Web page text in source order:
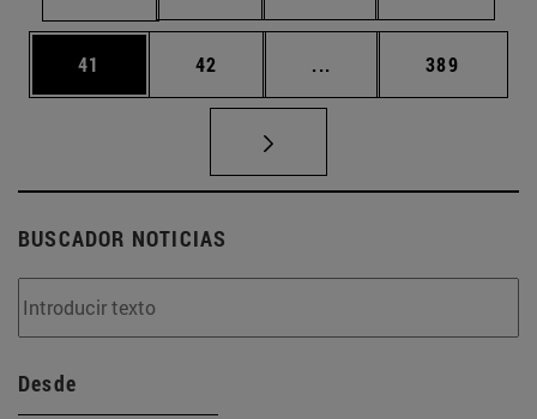
Página
41 Página
42 ... Páginas intermedias
Página
389
BUSCADOR NOTICIAS
Desde